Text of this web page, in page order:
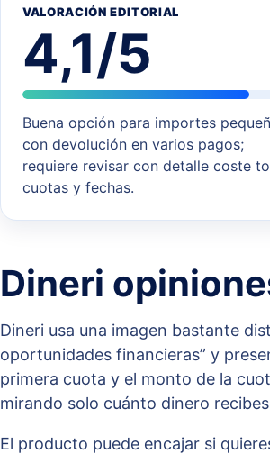
VALORACIÓN EDITORIAL
4,1/5
Buena opción para importes
con devolución en varios pagos;
requiere revisar con detalle coste
cuotas y fechas.
Dineri
Dineri usa una imagen bastante
oportunidades financieras” y
primera cuota y el monto de la
mirando solo cuánto dinero
El producto puede encajar si